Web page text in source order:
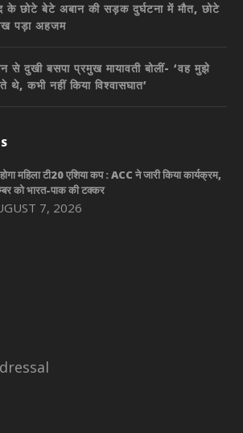
के छोटे बेटे अबान की सड़क दुर्घटना में मौत, छोटे
पड़ा अहजम
से दुखी बसपा प्रमुख मायावती बोलीं- ‘वह मुझे
थे, कभी नहीं किया विश्वासघात’
महिला टी20 एशिया कप : ACC ने जारी किया कार्यक्रम,
को भारत-पाक की टक्कर
7, 2026